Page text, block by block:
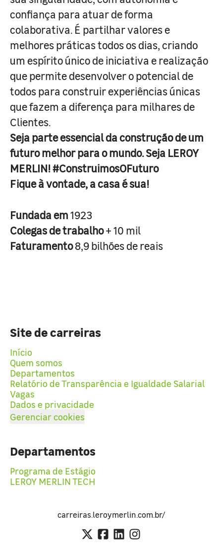
confiança para atuar de forma
colaborativa. É partilhar valores e
melhores práticas todos os dias, criando
um espírito único de iniciativa e realização
que permite desenvolver o potencial de
todos para construir experiências únicas
que fazem a diferença para milhares de
Clientes.
Seja parte essencial da construção de um
futuro melhor para o mundo. Seja LEROY
MERLIN! #ConstruimosOFuturo
Fique à vontade, a casa é sua!
Fundada em1923
Colegas de trabalho+ 10 mil
Faturamento8,9 bilhões de reais
Site de carreiras
Início
Quem somos
Departamentos
Relatório de Transparência e Igualdade Salarial
Vagas
Dados e privacidade
Gerenciar cookies
Departamentos
Programa de Estágio
LEROY MERLIN TECH
carreiras.leroymerlin.com.br/